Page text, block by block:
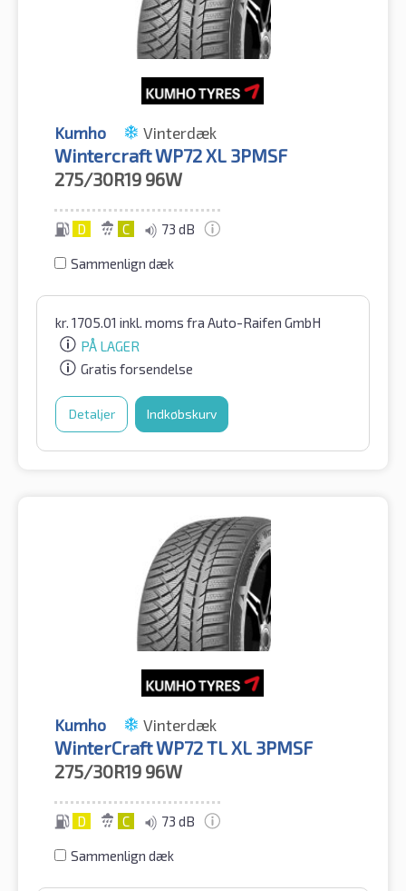
Kumho Vinterdæk
Wintercraft WP72 XL 3PMSF
275/30R19 96W
D C 73 dB
Sammenlign dæk
kr. 1705.01 inkl. moms fra Auto-Raifen GmbH
PÅ LAGER
Gratis forsendelse
Detaljer Indkøbskurv
Kumho Vinterdæk
WinterCraft WP72 TL XL 3PMSF
275/30R19 96W
D C 73 dB
Sammenlign dæk